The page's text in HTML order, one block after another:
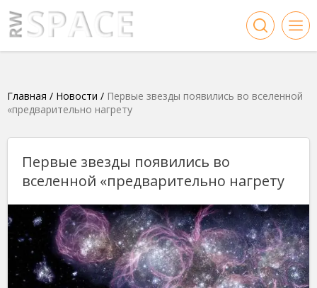
Главная / Новости / Первые звезды появились во вселенной
«предварительно нагрету
Первые звезды появились во
вселенной «предварительно нагрету